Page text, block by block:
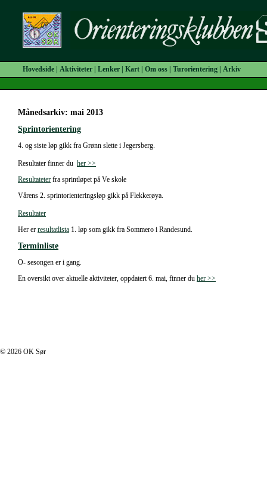
Hovedside Aktiviteter Lenker Kart Om oss Turorientering Arkiv
Månedsarkiv: mai 2013
Sprintorientering
4. og siste løp gikk fra Grønn slette i Jegersberg.
Resultater finner du her >>
Resultateter fra sprintløpet på Ve skole
Vårens 2. sprintorienteringsløp gikk på Flekkerøya.
Resultater
Her er resultatlista 1. løp som gikk fra Sommero i Randesund.
Terminliste
O- sesongen er i gang.
En oversikt over aktuelle aktiviteter, oppdatert 6. mai, finner du her >>
© 2026 OK Sør